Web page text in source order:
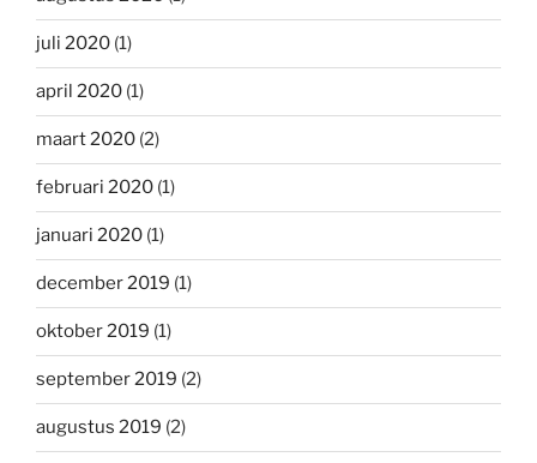
juli 2020 (1)
april 2020 (1)
maart 2020 (2)
februari 2020 (1)
januari 2020 (1)
december 2019 (1)
oktober 2019 (1)
september 2019 (2)
augustus 2019 (2)